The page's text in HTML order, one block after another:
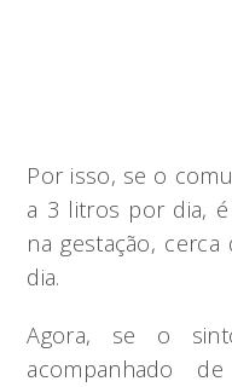
Por isso, se o
a 3 litros por dia,
na gestação,
dia.
Agora, se o
acompanhado